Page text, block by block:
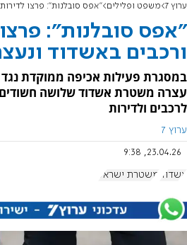
ערוץ 7 משפט ופלילים "אפס סובלנות": פרצו לדירות
"אפס סובלנות":
ורכבים באשדוד
במסגרת פעילות אכיפה ממוקדת נגד
עצרה משטרת אשדוד שלושה
לרכבים ולדירות
ערוץ 7
23.04.26, 9:38
אשדוד משטרת ישראל